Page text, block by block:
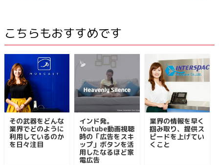
こちらもおすすめです
その武器をどんな
業界でどのように
利用しているのか
を日々注目
インド発。
Youtube動画視聴
時の「広告をスキ
ップ」ボタンを活
用したなるほど家
電広告
業界の情報を早く
掴み取り、提供ス
ピードを上げてい
くこと